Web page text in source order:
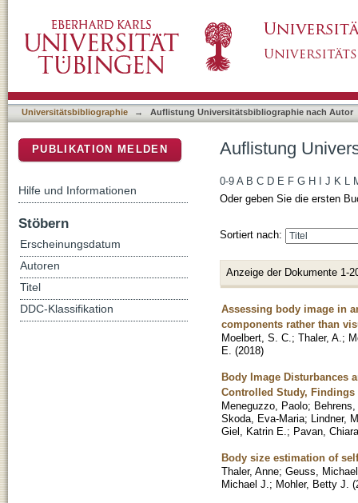
Universitätsbibliographie → Auflistung Universitätsbibliographie nach Autor
Auflistung
0-9 A B C D E F G H J K L
Oder geben Sie die ersten
Sortiert nach:
Anzeige der Dokumente 1-
Assessing body image in
components rather than
Moelbert, S. C. ; Thaler, A. ;
E. (2018)
Body Image Disturbances
Controlled Study,
Meneguzzo, Paolo;
Skoda, Eva-Maria; Lindner,
Giel, Katrin E. ; Pavan, Chiara
Body size estimation of
Thaler, Anne; Geuss,
Michael J. ; Mohler, Betty J. (
PUBLIKATION MELDEN
Hilfe und Informationen
Stöbern
Erscheinungsdatum
Autoren
Titel
DDC-Klassifikation